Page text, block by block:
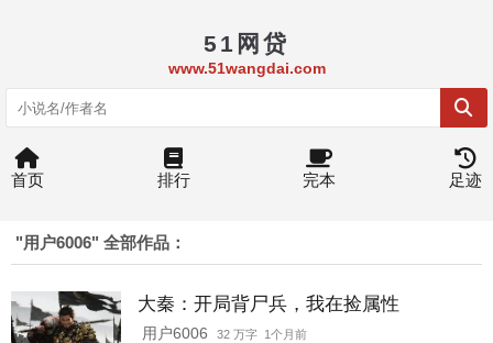
51网贷
www.51wangdai.com
首页 排行 完本 足迹
"用户6006" 全部作品：
大秦：开局背尸兵，我在捡属性
用户6006 32 万字 1个月前